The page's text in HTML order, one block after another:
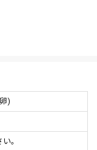
)
。